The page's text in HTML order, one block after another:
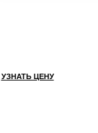
УЗНАТЬ ЦЕНУ